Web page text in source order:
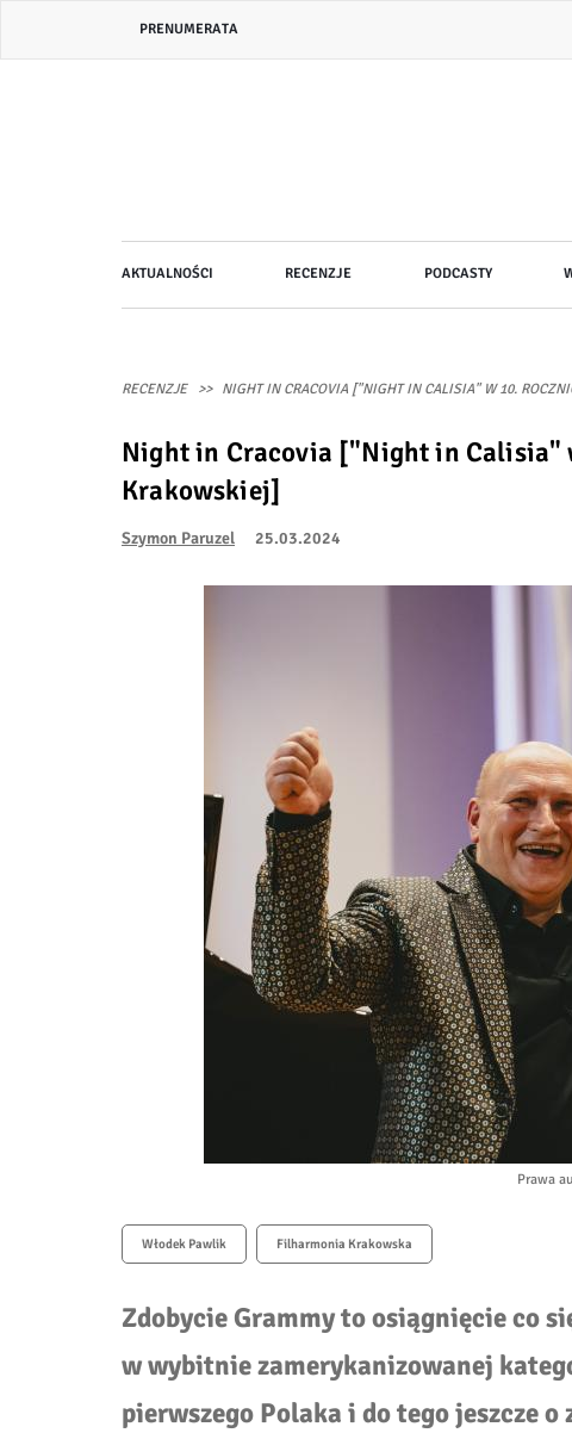
Header
PRENUMERATA
Główna
nawigacja
AKTUALNOŚCI RECENZJE PODCASTY
RECENZJE NIGHT IN CRACOVIA ["NIGHT IN CALISIA" W 10.
Night in Cracovia ["Night in Calisia"
Krakowskiej]
Szymon Paruzel 25.03.2024
Prawa
Włodek Pawlik Filharmonia Krakowska
Zdobycie Grammy to osiągnięcie co
w wybitnie zamerykanizowanej
pierwszego Polaka i do tego jeszcze